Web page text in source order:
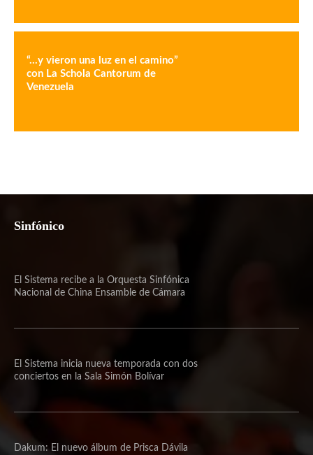
“…y vieron una luz en el camino”
con La Schola Cantorum de
Venezuela
Sinfónico
El Sistema recibe a la Orquesta Sinfónica
Nacional de China Ensamble de Cámara
El Sistema inicia nueva temporada con dos
conciertos en la Sala Simón Bolívar
Dakum: El nuevo álbum de Prisca Dávila